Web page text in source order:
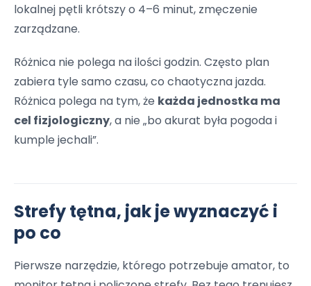
lokalnej pętli krótszy o 4–6 minut, zmęczenie
zarządzane.
Różnica nie polega na ilości godzin. Często plan
zabiera tyle samo czasu, co chaotyczna jazda.
Różnica polega na tym, że każda jednostka ma
cel fizjologiczny, a nie „bo akurat była pogoda i
kumple jechali”.
Strefy tętna, jak je wyznaczyć i
po co
Pierwsze narzędzie, którego potrzebuje amator, to